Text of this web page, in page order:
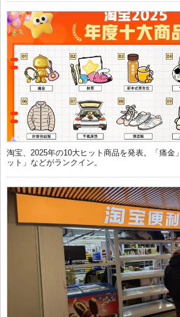
淘宝、2025年の10大ヒット商品を発表。「痛金
ット」などがランクイン。